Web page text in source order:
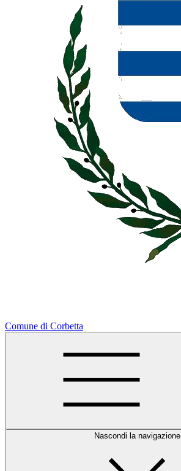
Comune di Corbetta
Nascondi la navigazione